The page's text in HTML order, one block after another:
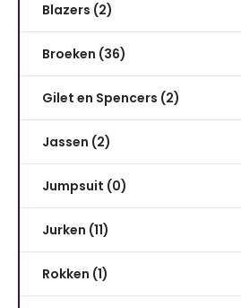
Blazers (2)
Broeken (36)
Gilet en Spencers (2)
Jassen (2)
Jumpsuit (0)
Jurken (11)
Rokken (1)